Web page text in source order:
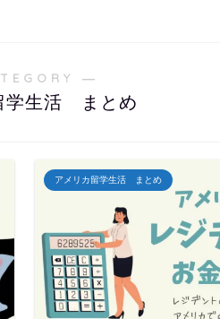
―
学生活 まとめ
アメリカ留学生活 まとめ